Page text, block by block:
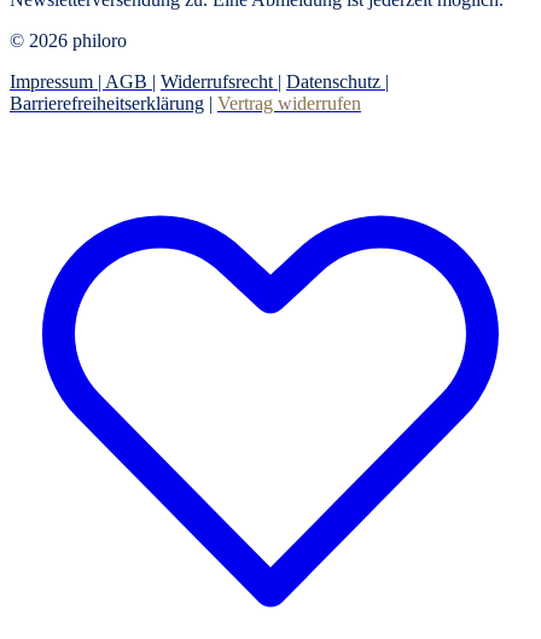
© 2026 philoro
Impressum | AGB | Widerrufsrecht | Datenschutz |
Barrierefreiheitserklärung | Vertrag widerrufen